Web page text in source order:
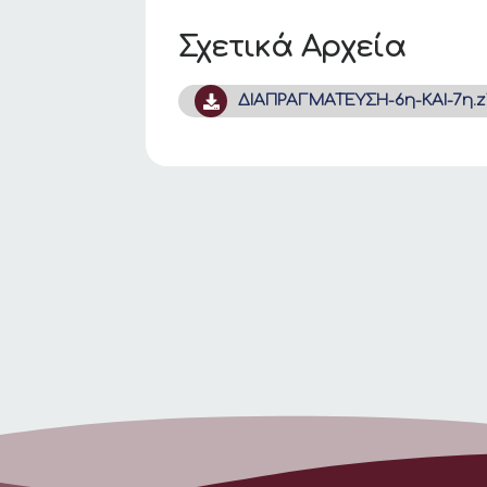
Σχετικά Αρχεία
ΔΙΑΠΡΑΓΜΑΤΕΥΣΗ-6η-ΚΑΙ-